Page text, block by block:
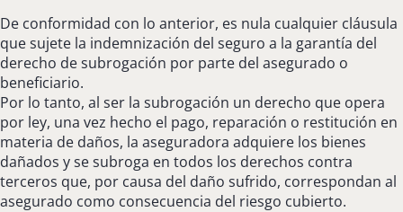
De conformidad con lo anterior, es nula cualquier cláusula
que sujete la indemnización del seguro a la garantía del
derecho de subrogación por parte del asegurado o
beneficiario.
Por lo tanto, al ser la subrogación un derecho que opera
por ley, una vez hecho el pago, reparación o restitución en
materia de daños, la aseguradora adquiere los bienes
dañados y se subroga en todos los derechos contra
terceros que, por causa del daño sufrido, correspondan al
asegurado como consecuencia del riesgo cubierto.